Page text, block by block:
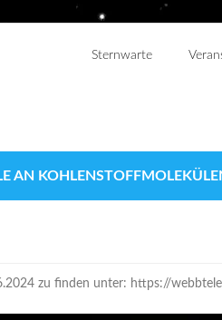
Sternwarte
AN
zu finden unter: https://